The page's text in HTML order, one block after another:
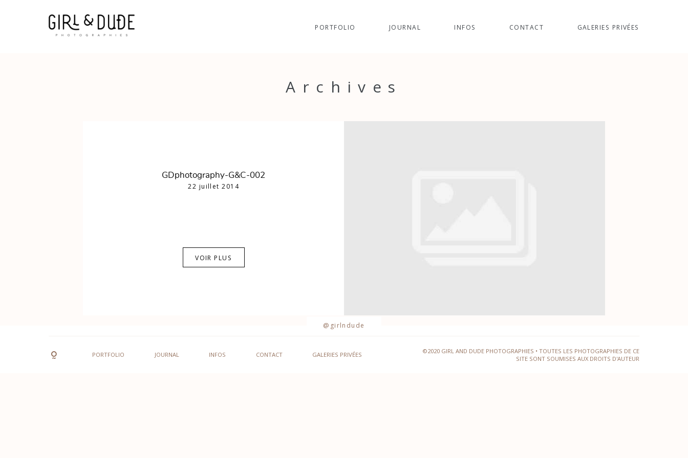
PORTFOLIO JOURNAL INFOS CONTACT GALERIES PRIVÉES
Archives
GDphotography-G&C-002
22 juillet 2014
VOIR PLUS
@girlndude
PORTFOLIO JOURNAL INFOS CONTACT GALERIES PRIVÉES
©2020 GIRL AND DUDE PHOTOGRAPHIES • TOUTES LES PHOTOGRAPHIES DE CE
SITE SONT SOUMISES AUX DROITS D'AUTEUR